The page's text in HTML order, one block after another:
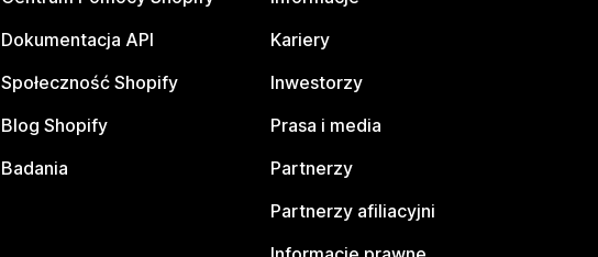
Dokumentacja API
Społeczność Shopify
Blog Shopify
Badania
Kariery
Inwestorzy
Prasa i media
Partnerzy
Partnerzy afiliacyjni